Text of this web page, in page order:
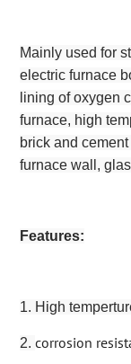
Mainly used for
electric furnace
lining of oxygen
furnace, high
brick and
furnace wall,
Features:
1. High
2. corrosion